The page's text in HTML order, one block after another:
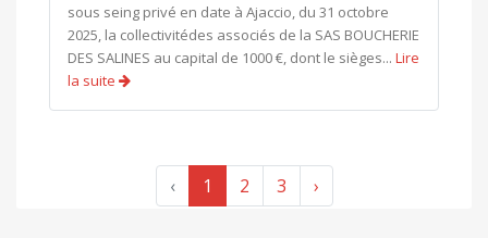
sous seing privé en date à Ajaccio, du 31 octobre
2025, la collectivitédes associés de la SAS BOUCHERIE
DES SALINES au capital de 1000 €, dont le sièges... Lire
la suite
‹ 1 2 3 ›